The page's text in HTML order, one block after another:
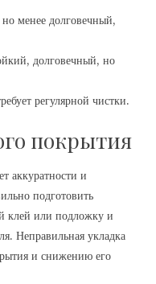
менее долговечный,
долговечный, но
регулярной чистки.
покрытия
аккуратности и
подготовить
клей или подложку и
Неправильная укладка
и снижению его